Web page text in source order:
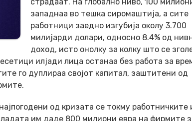
западнаа во тешка сиромаштија, а сите
работници заедно изгубија околу 3.700
милијарди долари, односно 8.4% од
доход, исто онолку за колку што се
илјади лица останаа без работа за
го дуплираа својот капитал, заштитени од
од кризата се токму работничките
им даде 800 милиони евра на фирмите